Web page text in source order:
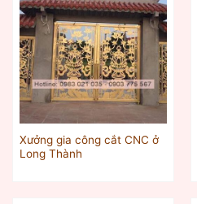
Xưởng gia công cắt CNC ở
Long Thành